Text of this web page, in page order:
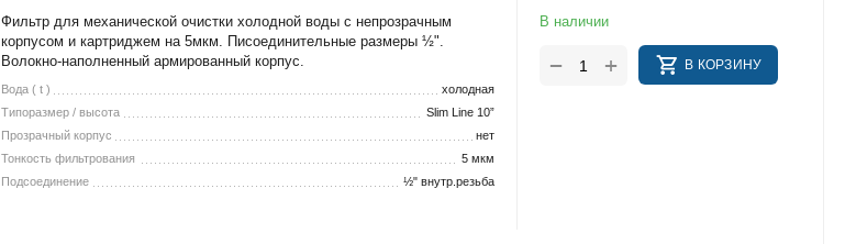
Фильтр для механической очистки холодной воды с непрозрачным
корпусом и картриджем на 5мкм. Писоединительные размеры ½".
Волокно-наполненный армированный корпус.
Вода ( t )
холодная
Типоразмер / высота
Slim Line 10”
Прозрачный корпус
нет
Тонкость фильтрования
5 мкм
Подсоединение
½" внутр.резьба
В наличии
+
− В КОРЗИНУ